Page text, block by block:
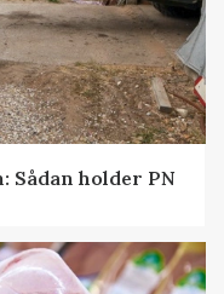
Sådan holder PN